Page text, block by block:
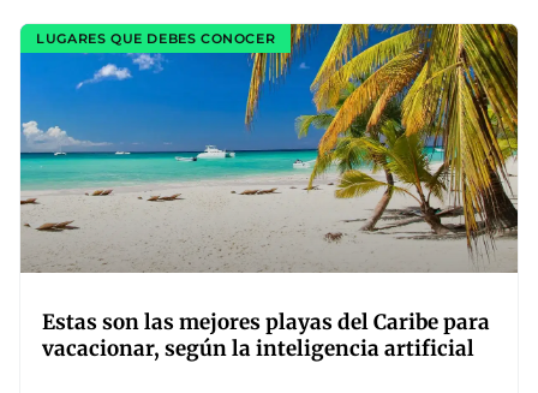
LUGARES QUE DEBES CONOCER
Estas son las mejores playas del Caribe para
vacacionar, según la inteligencia artificial